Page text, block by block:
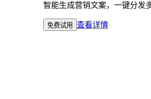
智能生成营销文案，一键分发
免费试用 查看详情